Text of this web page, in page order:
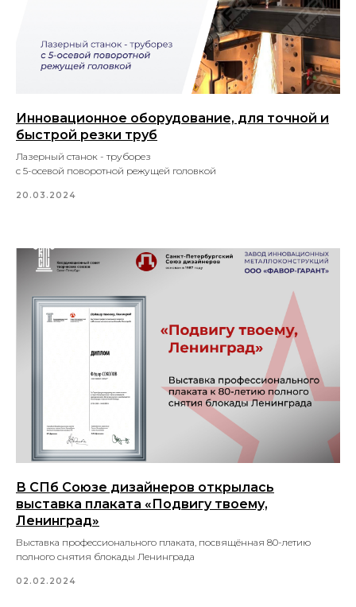
Инновационное оборудование, для точной и
быстрой резки труб
Лазерный станок - труборез
с 5-осевой поворотной режущей головкой
20.03.2024
В СПб Союзе дизайнеров открылась
выставка плаката «Подвигу твоему,
Ленинград»
Выставка профессионального плаката, посвящённая 80-летию
полного снятия блокады Ленинграда
02.02.2024